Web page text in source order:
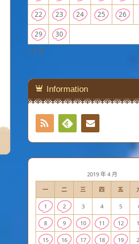
« 3 月
22 23 24 25 26
29 30
Information
RSS
Feedly
2019 年 4 月
一 二 三 四 五
1 2 3 4 5
8 9 10 11 12
15 16 17 18 19